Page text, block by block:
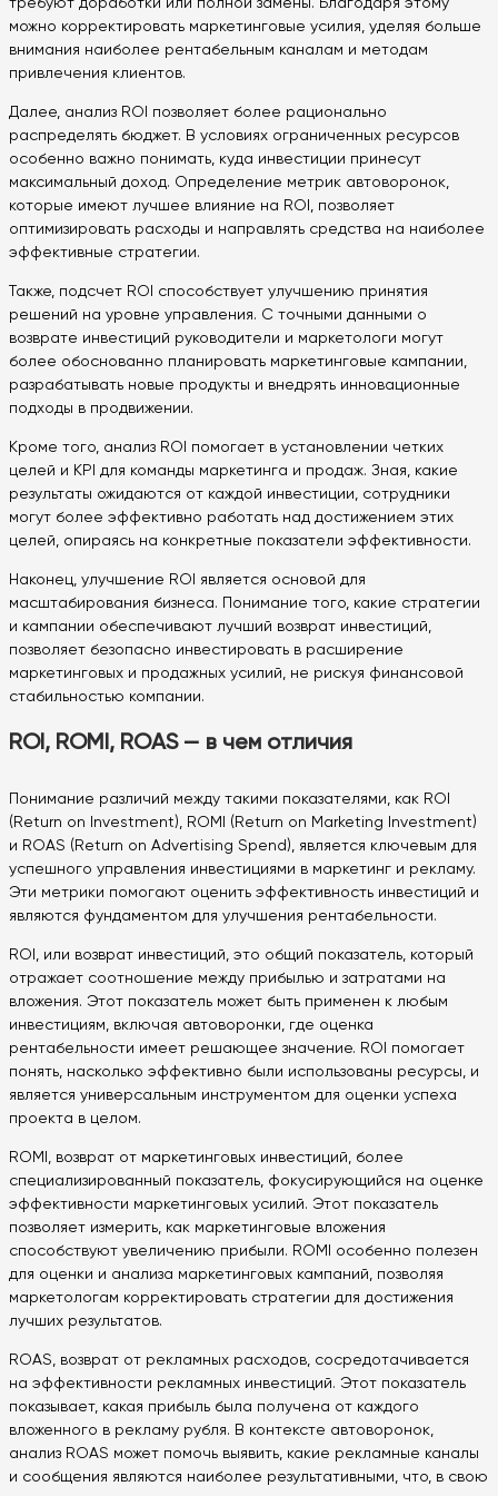
требуют доработки или полной замены. Благодаря этому
можно корректировать маркетинговые усилия, уделяя больше
внимания наиболее рентабельным каналам и методам
привлечения клиентов.
Далее, анализ ROI позволяет более рационально
распределять бюджет. В условиях ограниченных ресурсов
особенно важно понимать, куда инвестиции принесут
максимальный доход. Определение метрик автоворонок,
которые имеют лучшее влияние на ROI, позволяет
оптимизировать расходы и направлять средства на наиболее
эффективные стратегии.
Также, подсчет ROI способствует улучшению принятия
решений на уровне управления. С точными данными о
возврате инвестиций руководители и маркетологи могут
более обоснованно планировать маркетинговые кампании,
разрабатывать новые продукты и внедрять инновационные
подходы в продвижении.
Кроме того, анализ ROI помогает в установлении четких
целей и KPI для команды маркетинга и продаж. Зная, какие
результаты ожидаются от каждой инвестиции, сотрудники
могут более эффективно работать над достижением этих
целей, опираясь на конкретные показатели эффективности.
Наконец, улучшение ROI является основой для
масштабирования бизнеса. Понимание того, какие стратегии
и кампании обеспечивают лучший возврат инвестиций,
позволяет безопасно инвестировать в расширение
маркетинговых и продажных усилий, не рискуя финансовой
стабильностью компании.
ROI, ROMI, ROAS — в чем отличия
Понимание различий между такими показателями, как ROI
(Return on Investment), ROMI (Return on Marketing Investment)
и ROAS (Return on Advertising Spend), является ключевым для
успешного управления инвестициями в маркетинг и рекламу.
Эти метрики помогают оценить эффективность инвестиций и
являются фундаментом для улучшения рентабельности.
ROI, или возврат инвестиций, это общий показатель, который
отражает соотношение между прибылью и затратами на
вложения. Этот показатель может быть применен к любым
инвестициям, включая автоворонки, где оценка
рентабельности имеет решающее значение. ROI помогает
понять, насколько эффективно были использованы ресурсы, и
является универсальным инструментом для оценки успеха
проекта в целом.
ROMI, возврат от маркетинговых инвестиций, более
специализированный показатель, фокусирующийся на оценке
эффективности маркетинговых усилий. Этот показатель
позволяет измерить, как маркетинговые вложения
способствуют увеличению прибыли. ROMI особенно полезен
для оценки и анализа маркетинговых кампаний, позволяя
маркетологам корректировать стратегии для достижения
лучших результатов.
ROAS, возврат от рекламных расходов, сосредотачивается
на эффективности рекламных инвестиций. Этот показатель
показывает, какая прибыль была получена от каждого
вложенного в рекламу рубля. В контексте автоворонок,
анализ ROAS может помочь выявить, какие рекламные каналы
и сообщения являются наиболее результативными, что, в свою